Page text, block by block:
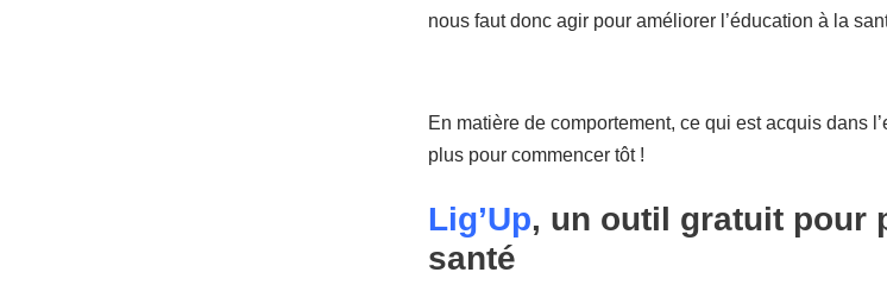
nous faut donc agir pour améliorer l’éducation à la
En matière de comportement, ce qui est acquis dans
plus pour commencer tôt !
Lig’Up, un outil gratuit pour
santé